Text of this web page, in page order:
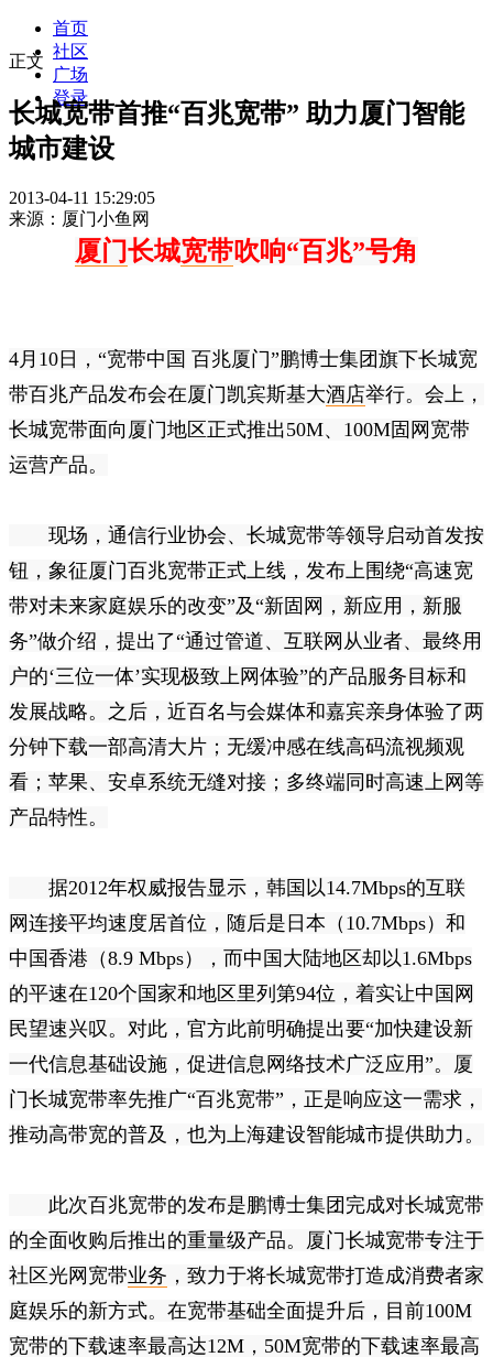
首页
社区
广场
登录
正文
长城宽带首推“百兆宽带” 助力厦门智能
城市建设
2013-04-11 15:29:05
来源：厦门小鱼网
厦门长城宽带吹响“百兆”号角
4月10日，“宽带中国 百兆厦门”鹏博士集团旗下长城宽
带百兆产品发布会在厦门凯宾斯基大酒店举行。会上，
长城宽带面向厦门地区正式推出50M、100M固网宽带
运营产品。
现场，通信行业协会、长城宽带等领导启动首发按
钮，象征厦门百兆宽带正式上线，发布上围绕“高速宽
带对未来家庭娱乐的改变”及“新固网，新应用，新服
务”做介绍，提出了“通过管道、互联网从业者、最终用
户的‘三位一体’实现极致上网体验”的产品服务目标和
发展战略。之后，近百名与会媒体和嘉宾亲身体验了两
分钟下载一部高清大片；无缓冲感在线高码流视频观
看；苹果、安卓系统无缝对接；多终端同时高速上网等
产品特性。
据2012年权威报告显示，韩国以14.7Mbps的互联
网连接平均速度居首位，随后是日本（10.7Mbps）和
中国香港（8.9 Mbps），而中国大陆地区却以1.6Mbps
的平速在120个国家和地区里列第94位，着实让中国网
民望速兴叹。对此，官方此前明确提出要“加快建设新
一代信息基础设施，促进信息网络技术广泛应用”。厦
门长城宽带率先推广“百兆宽带”，正是响应这一需求，
推动高带宽的普及，也为上海建设智能城市提供助力。
此次百兆宽带的发布是鹏博士集团完成对长城宽带
的全面收购后推出的重量级产品。厦门长城宽带专注于
社区光网宽带业务 ，致力于将长城宽带打造成消费者家
庭娱乐的新方式。在宽带基础全面提升后，目前100M
宽带的下载速率最高达12M，50M宽带的下载速率最高